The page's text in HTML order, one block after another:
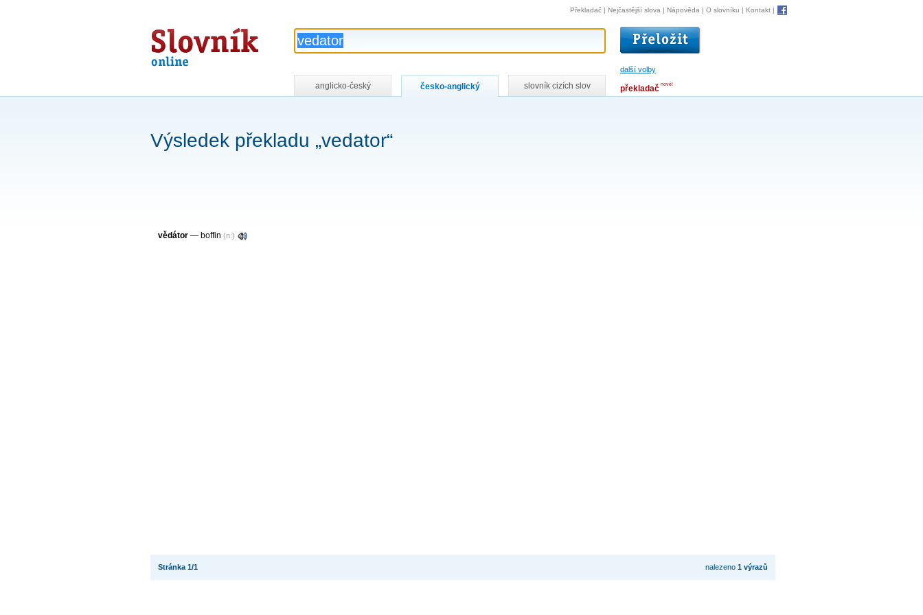
Slovník
online
další volby
Překladač | Nejčastější slova | Nápověda | O slovníku | Kontakt |
anglicko-český česko-anglický slovník cizích slov překladač nové!
Výsledek překladu „vedator“
vědátor — boffin (n:)
nalezeno 1 výrazů
Stránka 1/1